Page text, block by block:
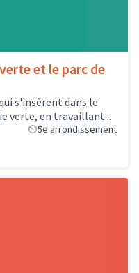
et le parc de
s'insèrent dans le
verte, en travaillant...
5e arrondissement